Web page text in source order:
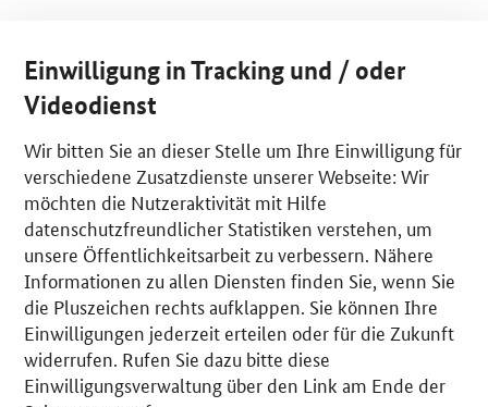
Einwilligung in Tracking und / oder
Videodienst
Wir bitten Sie an dieser Stelle um Ihre Einwilligung für
verschiedene Zusatzdienste unserer Webseite: Wir
möchten die Nutzeraktivität mit Hilfe
datenschutzfreundlicher Statistiken verstehen, um
unsere Öffentlichkeitsarbeit zu verbessern. Nähere
Informationen zu allen Diensten finden Sie, wenn Sie
die Pluszeichen rechts aufklappen. Sie können Ihre
Einwilligungen jederzeit erteilen oder für die Zukunft
widerrufen. Rufen Sie dazu bitte diese
Einwilligungsverwaltung über den Link am Ende der